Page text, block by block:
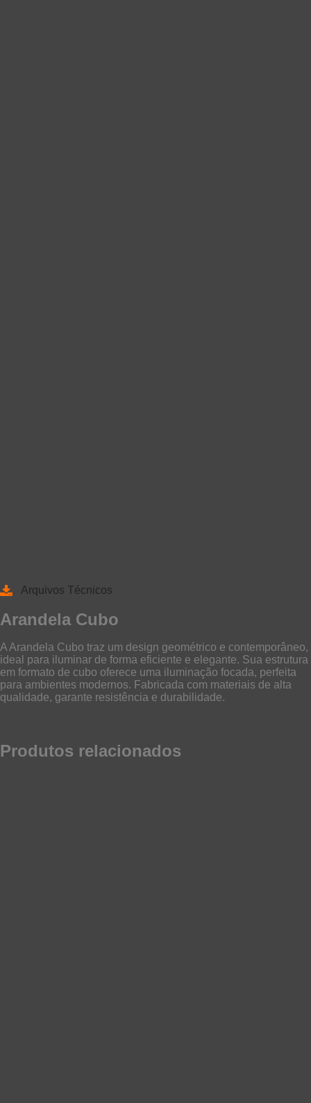
Arquivos Técnicos
Arandela Cubo
A Arandela Cubo traz um design geométrico e contemporâneo,
ideal para iluminar de forma eficiente e elegante. Sua estrutura
em formato de cubo oferece uma iluminação focada, perfeita
para ambientes modernos. Fabricada com materiais de alta
qualidade, garante resistência e durabilidade.
Produtos relacionados